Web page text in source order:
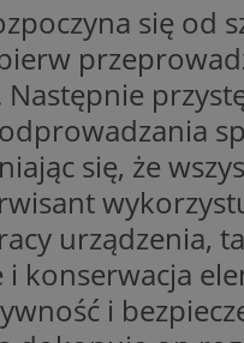
się od
się, że
urządzenia,
konserwacja
i
na
dla
dane, takie
internetową lub
w celu
strony
Microsoft
informacji
stron w jedną
Microsoft
informacji
stron w jedną
wysiłków
z reklamami
for
reklam
funkcji i
które
użytkownika
do
za